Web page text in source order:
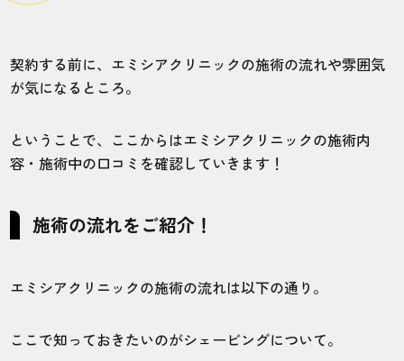
契約する前に、エミシアクリニックの施術の流れや雰囲気
が気になるところ。
ということで、ここからはエミシアクリニックの施術内
容・施術中の口コミを確認していきます！
施術の流れをご紹介！
エミシアクリニックの施術の流れは以下の通り。
ここで知っておきたいのがシェービングについて。